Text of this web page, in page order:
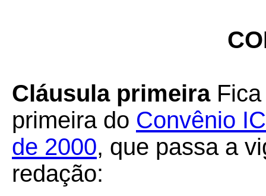
Cláusula primeiraFica
primeira do Convênio
de 2000, que passa a
redação: